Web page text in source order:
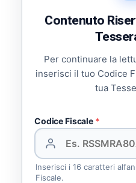
Contenuto
Per continuare la
inserisci il tuo Codice
tua
Codice Fiscale *
Inserisci i 16 caratteri
Fiscale.